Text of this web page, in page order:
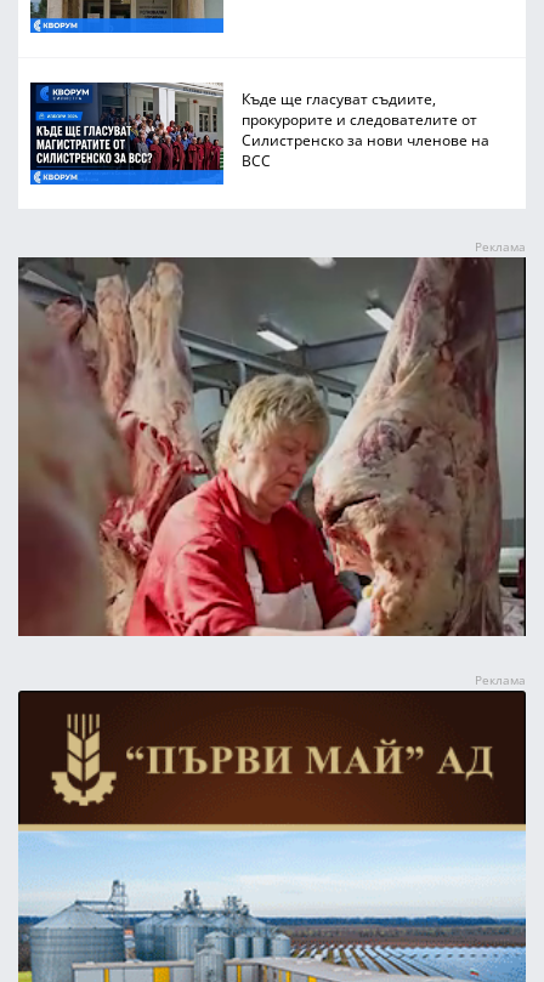
Къде ще гласуват съдиите,
прокурорите и следователите от
Силистренско за нови членове на
ВСС